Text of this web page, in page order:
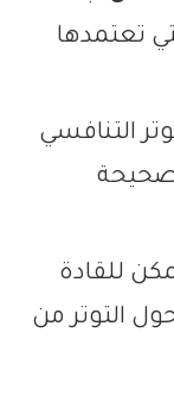
تعتمدها
التنافسي
صحيحة
للقادة
التوتر من